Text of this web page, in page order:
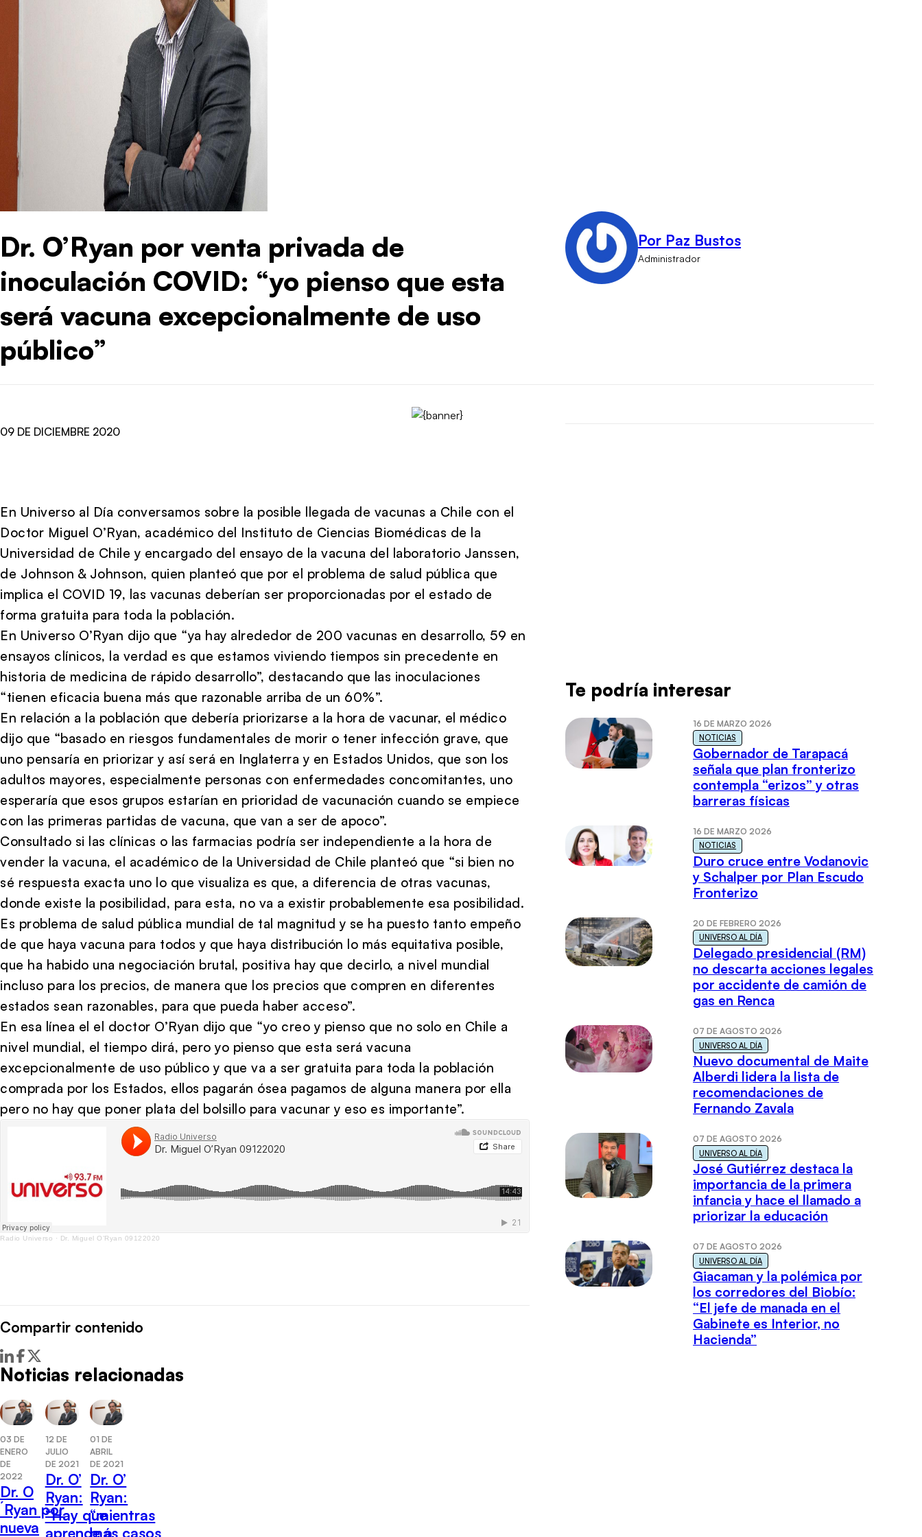
Dr. O’Ryan por venta privada de
inoculación COVID: “yo pienso que esta
será vacuna excepcionalmente de uso
público”
Por Paz Bustos
Administrador
09 DE DICIEMBRE 2020
En Universo al Día conversamos sobre la posible llegada de vacunas a Chile con el
Doctor Miguel O’Ryan, académico del Instituto de Ciencias Biomédicas de la
Universidad de Chile y encargado del ensayo de la vacuna del laboratorio Janssen,
de Johnson & Johnson, quien planteó que por el problema de salud pública que
implica el COVID 19, las vacunas deberían ser proporcionadas por el estado de
forma gratuita para toda la población.
En Universo O’Ryan dijo que “ya hay alrededor de 200 vacunas en desarrollo, 59 en
ensayos clínicos, la verdad es que estamos viviendo tiempos sin precedente en
historia de medicina de rápido desarrollo”, destacando que las inoculaciones
“tienen eficacia buena más que razonable arriba de un 60%”.
En relación a la población que debería priorizarse a la hora de vacunar, el médico
dijo que “basado en riesgos fundamentales de morir o tener infección grave, que
uno pensaría en priorizar y así será en Inglaterra y en Estados Unidos, que son los
adultos mayores, especialmente personas con enfermedades concomitantes, uno
esperaría que esos grupos estarían en prioridad de vacunación cuando se empiece
con las primeras partidas de vacuna, que van a ser de apoco”.
Consultado si las clínicas o las farmacias podría ser independiente a la hora de
vender la vacuna, el académico de la Universidad de Chile planteó que “si bien no
sé respuesta exacta uno lo que visualiza es que, a diferencia de otras vacunas,
donde existe la posibilidad, para esta, no va a existir probablemente esa posibilidad.
Es problema de salud pública mundial de tal magnitud y se ha puesto tanto empeño
de que haya vacuna para todos y que haya distribución lo más equitativa posible,
que ha habido una negociación brutal, positiva hay que decirlo, a nivel mundial
incluso para los precios, de manera que los precios que compren en diferentes
estados sean razonables, para que pueda haber acceso”.
En esa línea el el doctor O’Ryan dijo que “yo creo y pienso que no solo en Chile a
nivel mundial, el tiempo dirá, pero yo pienso que esta será vacuna
excepcionalmente de uso público y que va a ser gratuita para toda la población
comprada por los Estados, ellos pagarán ósea pagamos de alguna manera por ella
pero no hay que poner plata del bolsillo para vacunar y eso es importante”.
Radio Universo · Dr. Miguel O’Ryan 09122020
Compartir contenido
Noticias relacionadas
03 DE
ENERO
DE
2022
Dr. O
´Ryan por
nueva
12 DE
JULIO
DE 2021
Dr. O’
Ryan:
“Hay que
aprende a
01 DE
ABRIL
DE 2021
Dr. O’
Ryan:
“mientras
más casos
Te podría interesar
16 DE MARZO 2026
NOTICIAS
Gobernador de Tarapacá
señala que plan fronterizo
contempla “erizos” y otras
barreras físicas
16 DE MARZO 2026
NOTICIAS
Duro cruce entre Vodanovic
y Schalper por Plan Escudo
Fronterizo
20 DE FEBRERO 2026
UNIVERSO AL DÍA
Delegado presidencial (RM)
no descarta acciones legales
por accidente de camión de
gas en Renca
07 DE AGOSTO 2026
UNIVERSO AL DÍA
Nuevo documental de Maite
Alberdi lidera la lista de
recomendaciones de
Fernando Zavala
07 DE AGOSTO 2026
UNIVERSO AL DÍA
José Gutiérrez destaca la
importancia de la primera
infancia y hace el llamado a
priorizar la educación
07 DE AGOSTO 2026
UNIVERSO AL DÍA
Giacaman y la polémica por
los corredores del Biobío:
“El jefe de manada en el
Gabinete es Interior, no
Hacienda”